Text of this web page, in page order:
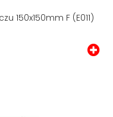
150x150mm F (E011)